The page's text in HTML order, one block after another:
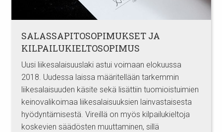
SALASSAPITOSOPIMUKSET JA
KILPAILUKIELTOSOPIMUS
Uusi liikesalaisuuslaki astui voimaan elokuussa
2018. Uudessa laissa määritellään tarkemmin
liikesalaisuuden käsite sekä lisättiin tuomioistuimien
keinovalikoimaa liikesalaisuuksien lainvastaisesta
hyödyntämisestä. Vireillä on myös kilpailukieltoja
koskevien säädösten muuttaminen, sillä